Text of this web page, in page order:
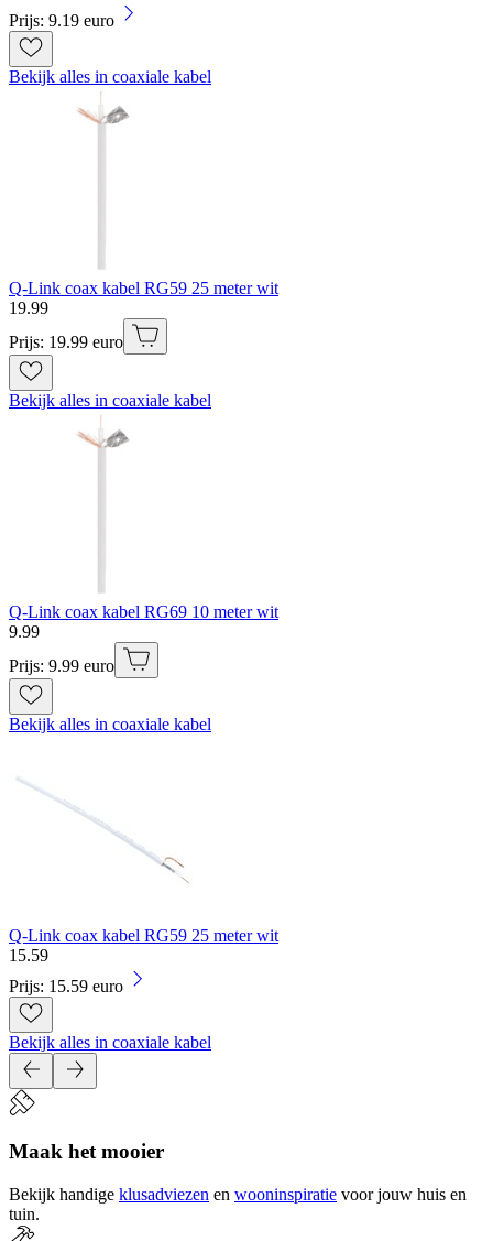
Prijs: 9.19 euro
Bekijk alles in coaxiale kabel
Q-Link coax kabel RG59 25 meter wit
19.99
Prijs: 19.99 euro
Bekijk alles in coaxiale kabel
Q-Link coax kabel RG69 10 meter wit
9.99
Prijs: 9.99 euro
Bekijk alles in coaxiale kabel
Q-Link coax kabel RG59 25 meter wit
15.59
Prijs: 15.59 euro
Bekijk alles in coaxiale kabel
Maak het mooier
Bekijk handige klusadviezen en wooninspiratie voor jouw huis en
tuin.